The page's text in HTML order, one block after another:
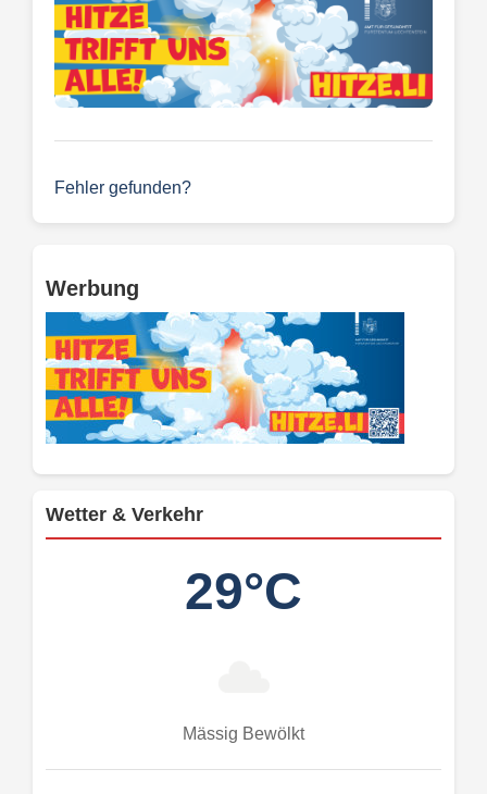
Fehler gefunden?
Werbung
Wetter & Verkehr
29°C
Mässig Bewölkt